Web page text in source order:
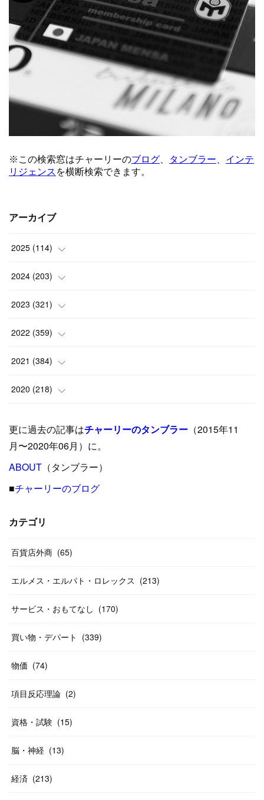
アーカイブ
2025 (114)
(1)
(8)
(6)
(9 )
( 5 )
( 15
(24)
(8 )
(17
(12)
2024 (203)
(24)
(10)
(18)
(17)
)
(12)
19)
(13
(14)
2023 (321)
(25)
(17)
(35)
(33 )
(26)
27)
(29
(24)
(26
2022 (359)
(42)
(37)
(31)
(31)
31
(26
(20)
(14
(46
2021 (384)
(9)
(39)
( 23)
40
(55
(38)
(20
(31
58)
10
2020 (218)
(24)
( 42)
(33
(46)
(20
更に過去の記事はチャーリーのタンブラー （2015年11
月〜2020年06月）に。
ABOUT （タンブラー）
■チャーリーのブログ
カテゴリ
百貨店外商 (65)
エルメス・エルパト・ロレックス (213)
サービス・おもてなし (170)
買い物・デパート (339)
物価 (74)
項目反応理論 (2)
資格・試験 (15)
脳・神経 (13)
経済 (213)